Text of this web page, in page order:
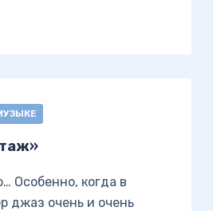
Особенно, когда в
джаз очень и очень